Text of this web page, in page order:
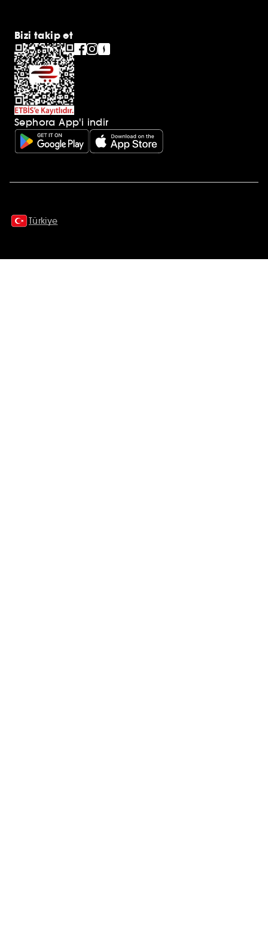
Bizi takip et
Sephora App'i indir
Türkiye